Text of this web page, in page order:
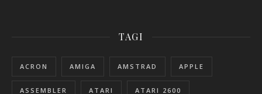
TAGI
ACRON AMIGA AMSTRAD APPLE
ASSEMBLER ATARI ATARI 2600